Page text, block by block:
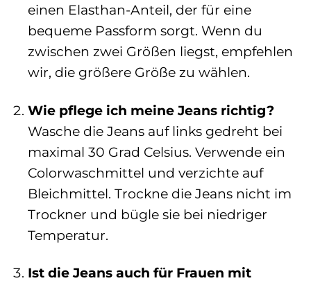
einen Elasthan-Anteil, der für eine
bequeme Passform sorgt. Wenn du
zwischen zwei Größen liegst, empfehlen
wir, die größere Größe zu wählen.
Wie pflege ich meine Jeans richtig?
Wasche die Jeans auf links gedreht bei
maximal 30 Grad Celsius. Verwende ein
Colorwaschmittel und verzichte auf
Bleichmittel. Trockne die Jeans nicht im
Trockner und bügle sie bei niedriger
Temperatur.
Ist die Jeans auch für Frauen mit